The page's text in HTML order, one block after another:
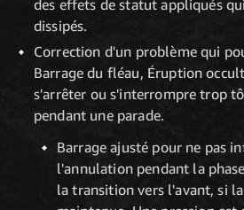
des effets de statut appliqués
dissipés.
Correction d'un problème qui
Barrage du fléau, Éruption
s'arrêter ou s'interrompre trop
pendant une parade.
Barrage ajusté pour ne pas
l'annulation pendant la
la transition vers l'avant, si